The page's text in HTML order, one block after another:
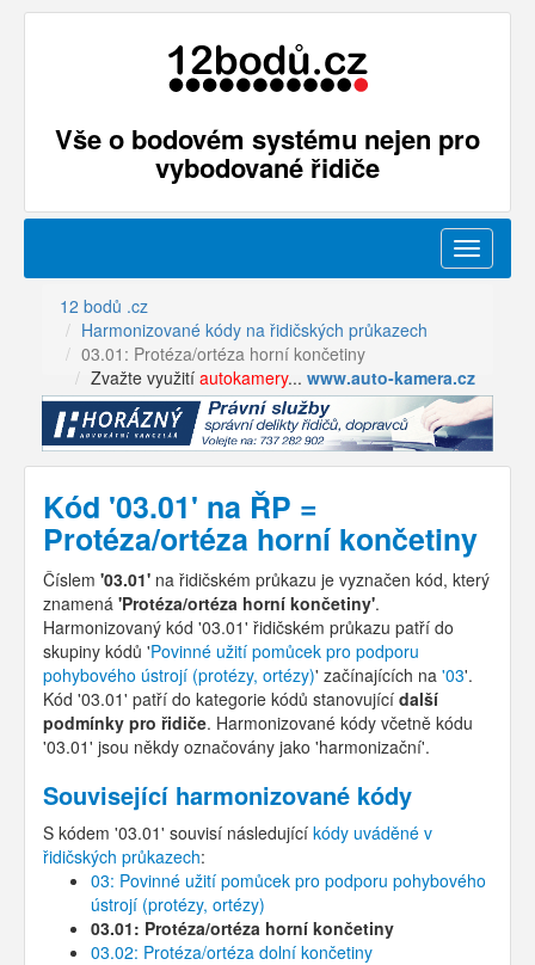
Vše o bodovém systému nejen pro
vybodované řidiče
Menu
12 bodů .cz
Harmonizované kódy na řidičských průkazech
03.01: Protéza/ortéza horní končetiny
Zvažte využití autokamery... www.auto-kamera.cz
Kód '03.01' na ŘP =
Protéza/ortéza horní končetiny
Číslem '03.01' na řidičském průkazu je vyznačen kód, který
znamená 'Protéza/ortéza horní končetiny'.
Harmonizovaný kód '03.01' řidičském průkazu patří do
skupiny kódů 'Povinné užití pomůcek pro podporu
pohybového ústrojí (protézy, ortézy)' začínajících na '03'.
Kód '03.01' patří do kategorie kódů stanovující další
podmínky pro řidiče. Harmonizované kódy včetně kódu
'03.01' jsou někdy označovány jako 'harmonizační'.
Související harmonizované kódy
S kódem '03.01' souvisí následující kódy uváděné v
řidičských průkazech:
03: Povinné užití pomůcek pro podporu pohybového
ústrojí (protézy, ortézy)
03.01: Protéza/ortéza horní končetiny
03.02: Protéza/ortéza dolní končetiny